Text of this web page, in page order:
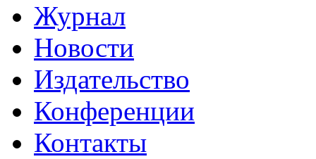
Журнал
Новости
Издательство
Конференции
Контакты